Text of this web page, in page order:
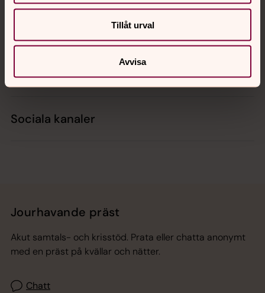
Tillåt urval
Avvisa
Hitta snabbt
Sociala kanaler
Jourhavande präst
Akut samtals- och krisstöd. Prata eller chatta anonymt
med en präst på kvällar och nätter.
Chatt